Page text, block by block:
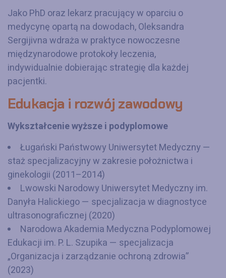
Jako PhD oraz lekarz pracujący w oparciu o
medycynę opartą na dowodach, Oleksandra
Sergijivna wdraża w praktyce nowoczesne
międzynarodowe protokoły leczenia,
indywidualnie dobierając strategię dla każdej
pacjentki.
Edukacja i rozwój zawodowy
Wykształcenie wyższe i podyplomowe
Ługański Państwowy Uniwersytet Medyczny —
staż specjalizacyjny w zakresie położnictwa i
ginekologii (2011–2014)
Lwowski Narodowy Uniwersytet Medyczny im.
Danyła Halickiego — specjalizacja w diagnostyce
ultrasonograficznej (2020)
Narodowa Akademia Medyczna Podyplomowej
Edukacji im. P. L. Szupika — specjalizacja
„Organizacja i zarządzanie ochroną zdrowia”
(2023)